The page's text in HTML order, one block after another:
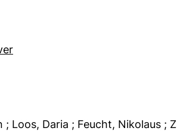
; Loos, Daria ; Feucht, Nikolaus ;